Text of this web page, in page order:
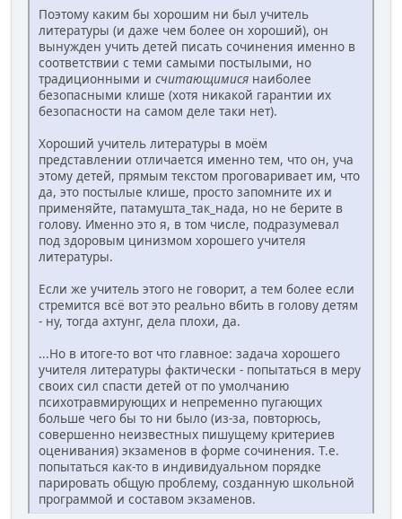
Поэтому каким бы хорошим ни был учитель
литературы (и даже чем более он хороший), он
вынужден учить детей писать сочинения именно в
соответствии с теми самыми постылыми, но
традиционными и считающимися наиболее
безопасными клише (хотя никакой гарантии их
безопасности на самом деле таки нет).
Хороший учитель литературы в моём
представлении отличается именно тем, что он, уча
этому детей, прямым текстом проговаривает им, что
да, это постылые клише, просто запомните их и
применяйте, патамушта_так_нада, но не берите в
голову. Именно это я, в том числе, подразумевал
под здоровым цинизмом хорошего учителя
литературы.
Если же учитель этого не говорит, а тем более если
стремится всё вот это реально вбить в голову детям
- ну, тогда ахтунг, дела плохи, да.
...Но в итоге-то вот что главное: задача хорошего
учителя литературы фактически - попытаться в меру
своих сил спасти детей от по умолчанию
психотравмирующих и непременно пугающих
больше чего бы то ни было (из-за, повторюсь,
совершенно неизвестных пишущему критериев
оценивания) экзаменов в форме сочинения. Т.е.
попытаться как-то в индивидуальном порядке
парировать общую проблему, созданную школьной
программой и составом экзаменов.